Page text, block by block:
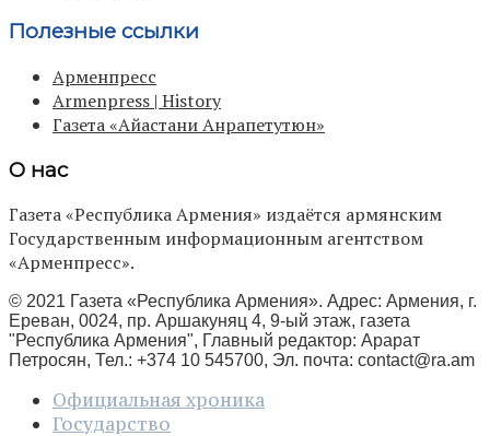
Полезные ссылки
Арменпресс
Armenpress | History
Газета «Айастани Анрапетутюн»
О нас
Газета «Республика Армения» издаётся армянским
Государственным информационным агентством
«Арменпресс».
© 2021 Газета «Республика Армения». Адрес: Армения, г.
Ереван, 0024, пр. Аршакуняц 4, 9-ый этаж, газета
"Республика Армения", Главный редактор: Арарат
Петросян, Тел.: +374 10 545700, Эл. почта: contact@ra.am
Официальная хроника
Государство